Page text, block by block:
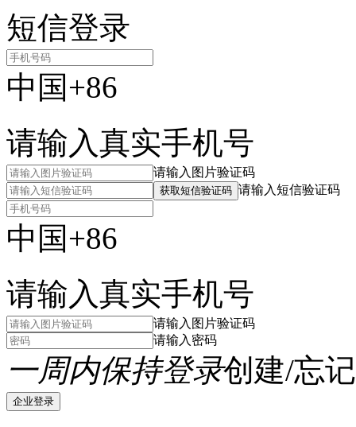
短信登录
中国+86
请输入真实手机号
请输入图片验证码
获取短信验证码 请输入短信验证码
中国+86
请输入真实手机号
请输入图片验证码
请输入密码
一周内保持登录创建/忘
企业登录